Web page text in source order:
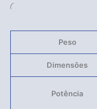
Peso
Dimensões
Potência